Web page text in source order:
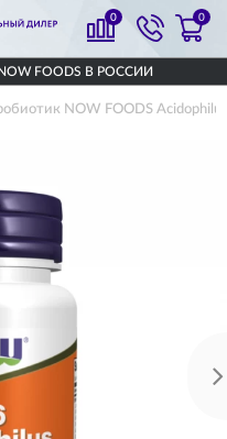
0 0
FOODS В РОССИИ
NOW FOODS